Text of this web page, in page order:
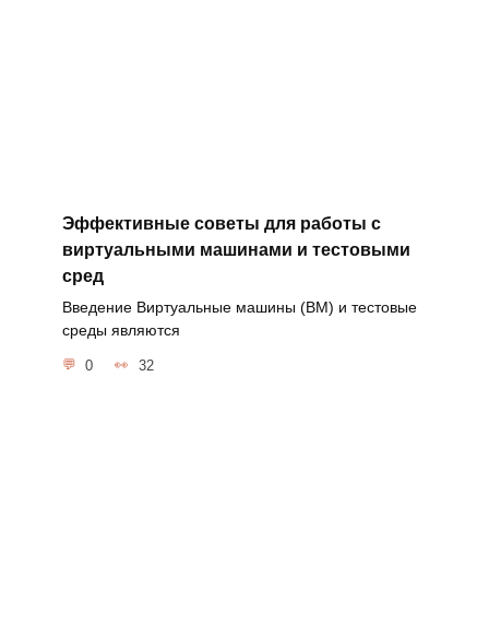
Эффективные советы для работы с
виртуальными машинами и тестовыми
сред
Введение Виртуальные машины (ВМ) и тестовые
среды являются
0 32